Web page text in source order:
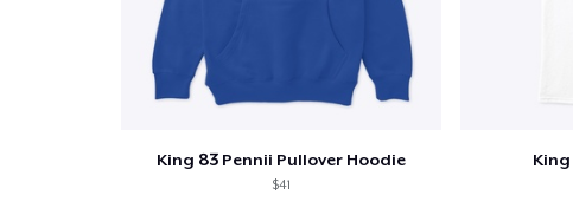
King 83 Pennii Pullover Hoodie
$41